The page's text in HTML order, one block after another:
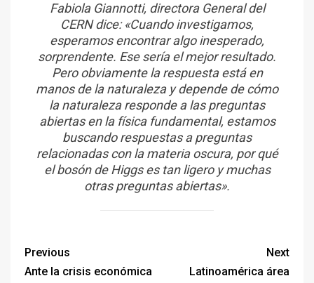
Fabiola Giannotti, directora General del
CERN dice: «Cuando investigamos,
esperamos encontrar algo inesperado,
sorprendente. Ese sería el mejor resultado.
Pero obviamente la respuesta está en
manos de la naturaleza y depende de cómo
la naturaleza responde a las preguntas
abiertas en la física fundamental, estamos
buscando respuestas a preguntas
relacionadas con la materia oscura, por qué
el bosón de Higgs es tan ligero y muchas
otras preguntas abiertas».
Previous
Ante la crisis económica
Next
Latinoamérica área